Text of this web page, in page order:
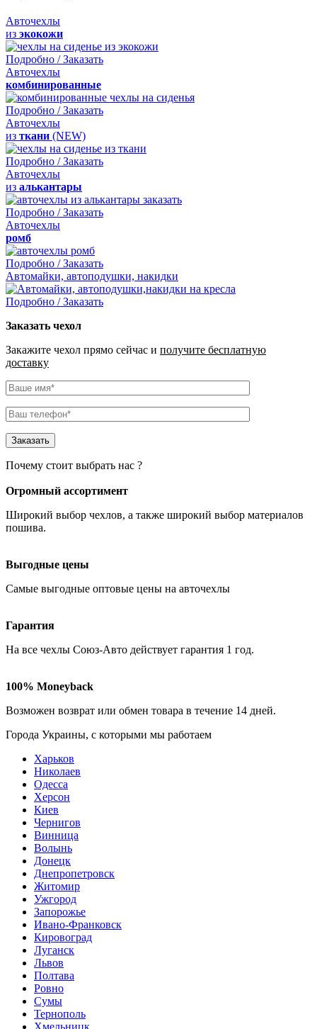
Авточехлы
из экокожи
Подробно / Заказать
Авточехлы
комбинированные
Подробно / Заказать
Авточехлы
из ткани (NEW)
Подробно / Заказать
Авточехлы
из алькантары
Подробно / Заказать
Авточехлы
ромб
Подробно / Заказать
Автомайки, автоподушки, накидки
Подробно / Заказать
Заказать чехол
Закажите чехол прямо сейчас и получите бесплатную
доставку
Почему стоит выбрать нас ?
Огромный ассортимент
Широкий выбор чехлов, а также широкий выбор материалов
пошива.
Выгодные цены
Самые выгодные оптовые цены на авточехлы
Гарантия
На все чехлы Союз-Авто действует гарантия 1 год.
100% Moneyback
Возможен возврат или обмен товара в течение 14 дней.
Города Украины, c которыми мы работаем
Харьков
Николаев
Одесса
Херсон
Киев
Чернигов
Винница
Волынь
Донецк
Днепропетровск
Житомир
Ужгород
Запорожье
Ивано-Франковск
Кировоград
Луганск
Львов
Полтава
Ровно
Сумы
Тернополь
Хмельницк